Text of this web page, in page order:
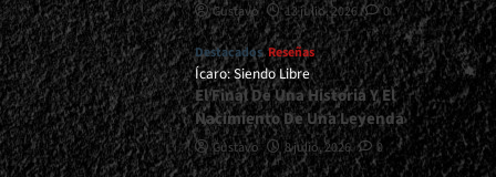
Gustavo 13 julio, 2026 0
Destacados Reseñas
Ícaro: Siendo Libre
El Final De Una Historia Y El
Nacimiento De Una Leyenda
Gustavo 8 julio, 2026 0